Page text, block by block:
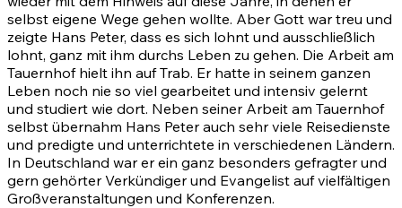
selbst eigene Wege gehen wollte. Aber Gott war treu und
zeigte Hans Peter, dass es sich lohnt und ausschließlich
lohnt, ganz mit ihm durchs Leben zu gehen. Die Arbeit am
Tauernhof hielt ihn auf Trab. Er hatte in seinem ganzen
Leben noch nie so viel gearbeitet und intensiv gelernt
und studiert wie dort. Neben seiner Arbeit am Tauernhof
selbst übernahm Hans Peter auch sehr viele Reisedienste
und predigte und unterrichtete in verschiedenen Ländern.
In Deutschland war er ein ganz besonders gefragter und
gern gehörter Verkündiger und Evangelist auf vielfältigen
Großveranstaltungen und Konferenzen.